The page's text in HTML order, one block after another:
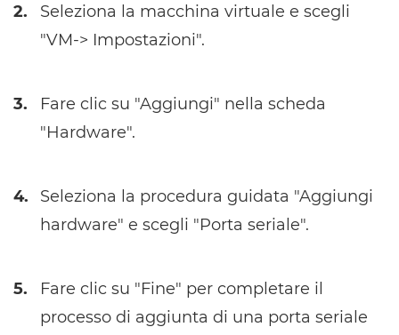
2.
Seleziona la macchina virtuale e scegli
"VM-> Impostazioni".
3.
Fare clic su "Aggiungi" nella scheda
"Hardware".
4.
Seleziona la procedura guidata "Aggiungi
hardware" e scegli "Porta seriale".
5.
Fare clic su "Fine" per completare il
processo di aggiunta di una porta seriale